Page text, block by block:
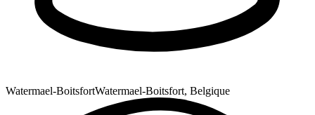
Watermael-BoitsfortWatermael-Boitsfort, Belgique